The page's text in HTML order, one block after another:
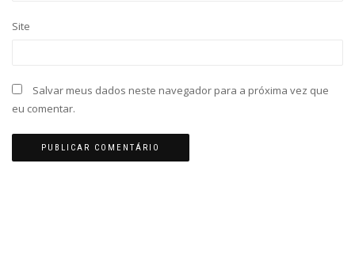
Site
Salvar meus dados neste navegador para a próxima vez que
eu comentar.